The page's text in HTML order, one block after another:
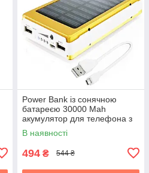
Power Bank із сонячною
батареєю 30000 Mah
акумулятор для телефона з
зарядкою від сонця
В наявності
494 ₴ 544 ₴